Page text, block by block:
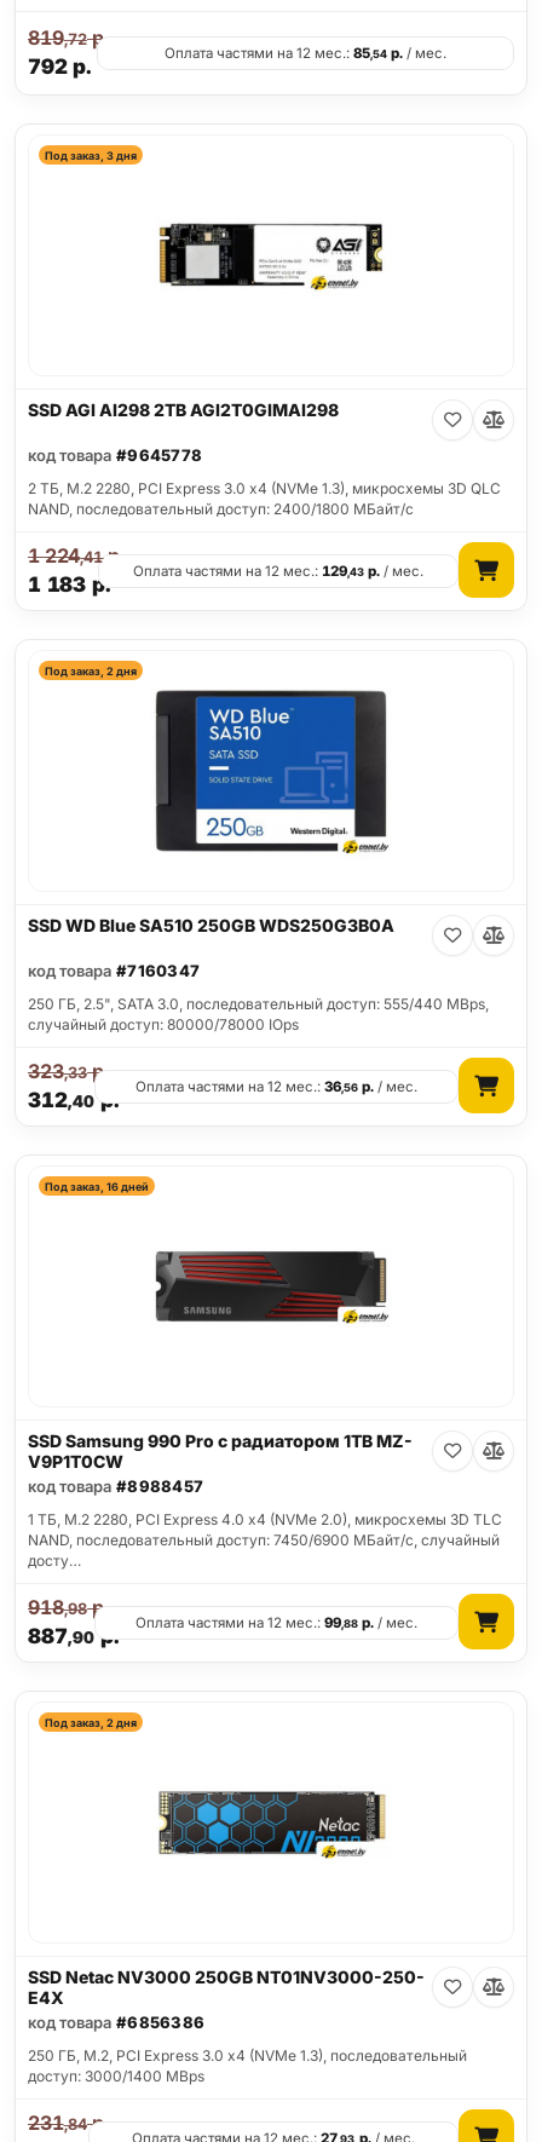
792р.
819,72р.
Оплата частями на 12 мес.: 85,54р./ мес.
Под заказ, 3 дня
SSD AGI AI298 2TB AGI2T0GIMAI298
код товара #9645778
2 ТБ, M.2 2280, PCI Express 3.0 x4 (NVMe 1.3), микросхемы 3D QLC
NAND, последовательный доступ: 2400/1800 МБайт/с
1 183 р.
1 224,41р.
Оплата частями на 12 мес.:129,43 р. / мес.
Под заказ, 2 дня
SSD WD Blue SA510 250GB WDS250G3B0A
код товара #7160347
250 ГБ, 2.5", SATA 3.0, последовательный доступ: 555/440 MBps,
случайный доступ: 80000/78000 IOps
312,40р.
323,33р.
Оплата частями на 12 мес.:36,56 р. / мес.
Под заказ, 16 дней
SSD Samsung 990 Pro с радиатором 1TB MZ-
V9P1T0CW
код товара #8988457
1 ТБ, M.2 2280, PCI Express 4.0 x4 (NVMe 2.0), микросхемы 3D TLC
NAND, последовательный доступ: 7450/6900 МБайт/с, случайный
досту…
887,90р.
918,98р.
Оплата частями на 12 мес.:99,88 р. / мес.
Под заказ, 2 дня
SSD Netac NV3000 250GB NT01NV3000-250-
E4X
код товара #6856386
250 ГБ, M.2, PCI Express 3.0 x4 (NVMe 1.3), последовательный
доступ: 3000/1400 MBps
231,84р.